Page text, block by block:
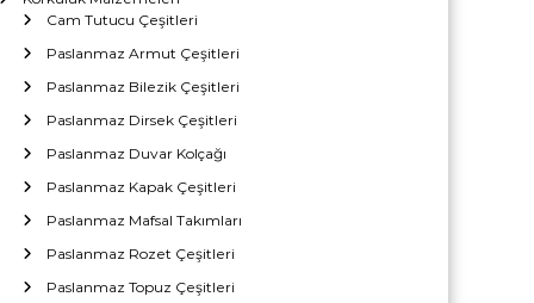
Cam Tutucu Çeşitleri
Paslanmaz Armut Çeşitleri
Paslanmaz Bilezik Çeşitleri
Paslanmaz Dirsek Çeşitleri
Paslanmaz Duvar Kolçağı
Paslanmaz Kapak Çeşitleri
Paslanmaz Mafsal Takımları
Paslanmaz Rozet Çeşitleri
Paslanmaz Topuz Çeşitleri